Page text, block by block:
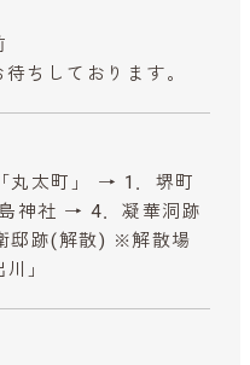
ちしております。
丸太町」 → 1．堺町
神社 → 4．凝華洞跡
邸跡(解散) ※解散場
」